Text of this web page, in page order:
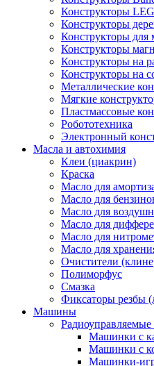
Конструкторы
Конструкторы
Конструкторы
Конструкторы
Конструкторы на
Конструкторы на
Металлические
Мягкие
Пластмассовые
Робототехника
Электронный
Масла и автохимия
Клеи (циакрин)
Краска
Масло для
Масло для
Масло для
Масло для
Масло для
Масло для
Очистители
Полиморфус
Смазка
Фиксаторы резбы
Машины
Машинки с
Машинки с
Машинки-